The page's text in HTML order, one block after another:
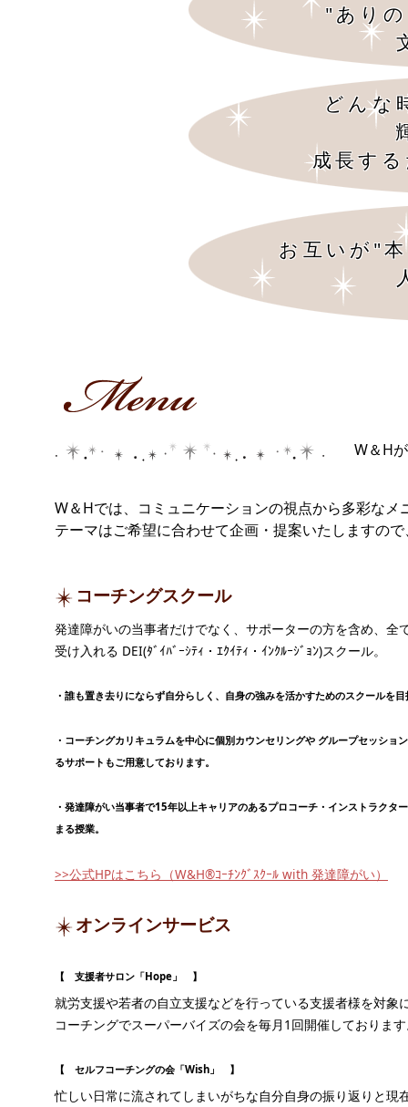
"あり
どんな
成長す
お互いが"
W＆H
W＆Hでは、コミュニケーションの視点から多彩な
テーマはご希望に合わせて企画・提案いたしますの
コーチングスクール
発達障がいの当事者だけでなく、サポーターの方を含め、全
受け入れる DEI(ﾀﾞｲﾊﾞｰｼﾃｨ・ｴｸｲﾃｨ・ｲﾝｸﾙｰｼﾞｮﾝ)スクール。
・誰も置き去りにならず自分らしく、自身の強みを活かすためのスクールを
・コーチングカリキュラムを中心に個別カウンセリングや グループセッショ
るサポートもご用意しております。
・発達障がい当事者で15年以上キャリアのあるプロコーチ・インストラクタ
まる授業。
>>公式HPはこちら（W&H®ｺｰﾁﾝｸﾞｽｸｰﾙ with 発達障がい）
オンラインサービス
【 支援者サロン「Hope」 】
就労支援や若者の自立支援などを行っている支援者様を対象
コーチングでスーパーバイズの会を毎月1回開催しておりま
【 セルフコーチングの会「Wish」 】
忙しい日常に流されてしまいがちな自分自身の振り返りと現